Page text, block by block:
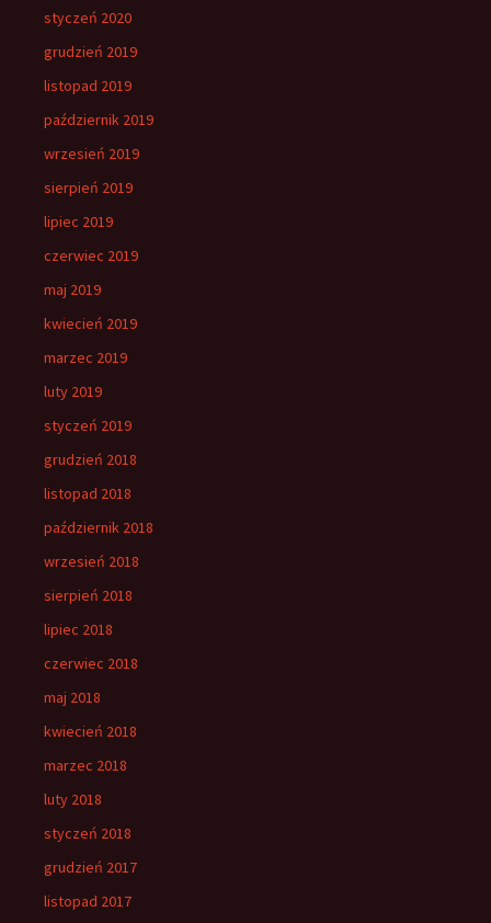
styczeń 2020
grudzień 2019
listopad 2019
październik 2019
wrzesień 2019
sierpień 2019
lipiec 2019
czerwiec 2019
maj 2019
kwiecień 2019
marzec 2019
luty 2019
styczeń 2019
grudzień 2018
listopad 2018
październik 2018
wrzesień 2018
sierpień 2018
lipiec 2018
czerwiec 2018
maj 2018
kwiecień 2018
marzec 2018
luty 2018
styczeń 2018
grudzień 2017
listopad 2017